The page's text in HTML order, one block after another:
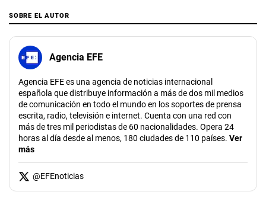
SOBRE EL AUTOR
Agencia EFE
Agencia EFE es una agencia de noticias internacional
española que distribuye información a más de dos mil medios
de comunicación en todo el mundo en los soportes de prensa
escrita, radio, televisión e internet. Cuenta con una red con
más de tres mil periodistas de 60 nacionalidades. Opera 24
horas al día desde al menos, 180 ciudades de 110 países. Ver
más
@EFEnoticias